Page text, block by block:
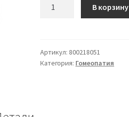
Многодозовые
Cemon
В корзину
Артикул: 800218051
Категория: Гомеопатия